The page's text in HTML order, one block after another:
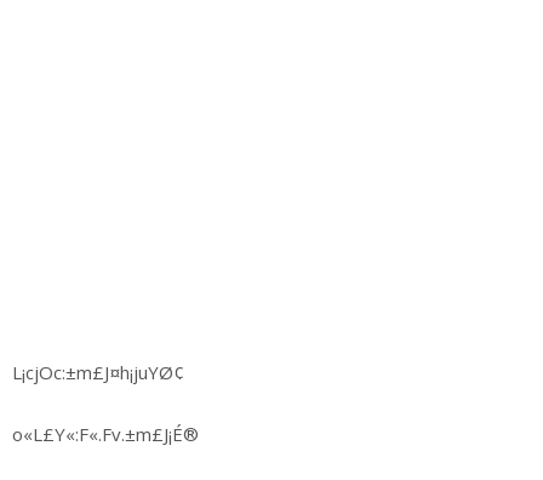
L¡cjOc:±m£J¤h¡juYØ¢
o«L£Y«:F«.Fv.±m£J¡É®